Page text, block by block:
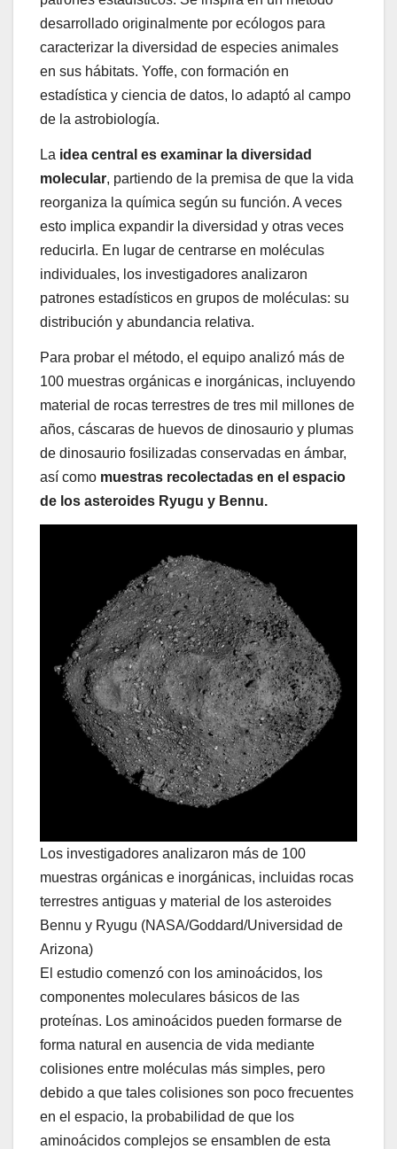
desarrollado originalmente por ecólogos para
caracterizar la diversidad de especies animales
en sus hábitats. Yoffe, con formación en
estadística y ciencia de datos, lo adaptó al campo
de la astrobiología.
La idea central es examinar la diversidad
molecular, partiendo de la premisa de que la vida
reorganiza la química según su función. A veces
esto implica expandir la diversidad y otras veces
reducirla. En lugar de centrarse en moléculas
individuales, los investigadores analizaron
patrones estadísticos en grupos de moléculas: su
distribución y abundancia relativa.
Para probar el método, el equipo analizó más de
100 muestras orgánicas e inorgánicas, incluyendo
material de rocas terrestres de tres mil millones de
años, cáscaras de huevos de dinosaurio y plumas
de dinosaurio fosilizadas conservadas en ámbar,
así como muestras recolectadas en el espacio
de los asteroides Ryugu y Bennu.
Los investigadores analizaron más de 100
muestras orgánicas e inorgánicas, incluidas rocas
terrestres antiguas y material de los asteroides
Bennu y Ryugu (NASA/Goddard/Universidad de
Arizona)
El estudio comenzó con los aminoácidos, los
componentes moleculares básicos de las
proteínas. Los aminoácidos pueden formarse de
forma natural en ausencia de vida mediante
colisiones entre moléculas más simples, pero
debido a que tales colisiones son poco frecuentes
en el espacio, la probabilidad de que los
aminoácidos complejos se ensamblen de esta